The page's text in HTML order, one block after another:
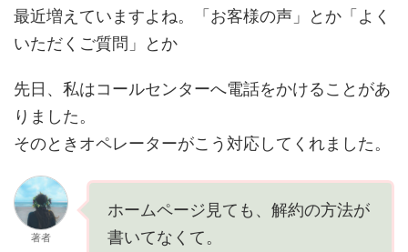
最近増えていますよね。「お客様の声」とか「よく
いただくご質問」とか
先日、私はコールセンターへ電話をかけることがあ
りました。
そのときオペレーターがこう対応してくれました。
著者
ホームページ見ても、解約の方法が
書いてなくて。